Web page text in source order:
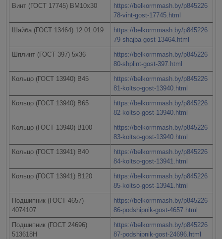
Винт (ГОСТ 17745) ВМ10х30
https://belkormmash.by/p845226
78-vint-gost-17745.html
Шайба (ГОСТ 13464) 12.01.019
https://belkormmash.by/p845226
79-shajba-gost-13464.html
Шплинт (ГОСТ 397) 5х36
https://belkormmash.by/p845226
80-shplint-gost-397.html
Кольцо (ГОСТ 13940) В45
https://belkormmash.by/p845226
81-koltso-gost-13940.html
Кольцо (ГОСТ 13940) В65
https://belkormmash.by/p845226
82-koltso-gost-13940.html
Кольцо (ГОСТ 13940) В100
https://belkormmash.by/p845226
83-koltso-gost-13940.html
Кольцо (ГОСТ 13941) В40
https://belkormmash.by/p845226
84-koltso-gost-13941.html
Кольцо (ГОСТ 13941) В120
https://belkormmash.by/p845226
85-koltso-gost-13941.html
Подшипник (ГОСТ 4657)
4074107
https://belkormmash.by/p845226
86-podshipnik-gost-4657.html
Подшипник (ГОСТ 24696)
513618H
https://belkormmash.by/p845226
87-podshipnik-gost-24696.html